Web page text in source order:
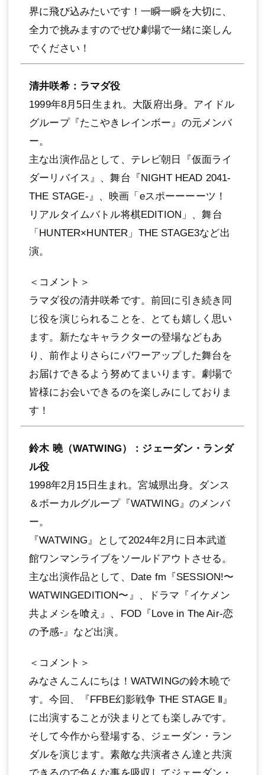
界に⾶び込みたいです！⼀瞬⼀瞬を⼤切に、
全⼒で挑みますのでぜひ劇場で⼀緒に楽しん
でください！
清井咲希：ラマダ役
1999年8⽉5⽇⽣まれ。⼤阪府出⾝。アイドル
グループ『たこやきレインボー』の元メンバ
ー。
主な出演作品として、テレビ朝⽇『仮⾯ライ
ダーリバイス』、舞台『NIGHT HEAD 2041-
THE STAGE-』、映画「eスポーーーーツ！
リアルタイムバトル将棋EDITION」、舞台
「HUNTER×HUNTER」THE STAGE3など出
演。
＜コメント＞
ラマダ役の清井咲希です。前回に引き続き同
じ役を演じられることを、とても嬉しく思い
ます。新たなキャラクターの登場などもあ
り、前作よりさらにパワーアップした舞台を
お届けできるよう努めてまいります。劇場で
皆様にお会いできるのを楽しみにしておりま
す！
鈴⽊ 曉（WATWING）：ジェーダン・ランダ
ル役
1998年2⽉15⽇⽣まれ。宮城県出⾝。ダンス
＆ボーカルグループ『WATWING』のメンバ
ー。
『WATWING』として2024年2⽉に⽇本武道
館ワンマンライブをソールドアウトさせる。
主な出演作品として、Date fm『SESSION!〜
WATWINGEDITION〜』、ドラマ『イケメン
共よメシを喰え』、FOD『Love in The Air-恋
の予感-』など出演。
＜コメント＞
みなさんこんにちは！WATWINGの鈴⽊曉で
す。今回、『FFBE幻影戦争 THE STAGE Ⅱ』
に出演することが決まりとても楽しみです。
そして今作から登場する、ジェーダン・ラン
ダルを演じます。素敵な共演者さん達と共演